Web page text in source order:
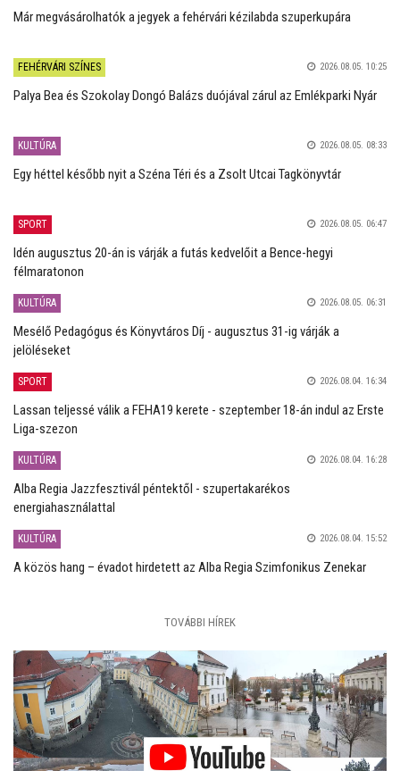
Már megvásárolhatók a jegyek a fehérvári kézilabda szuperkupára
FEHÉRVÁRI SZÍNES 2026.08.05. 10:25
Palya Bea és Szokolay Dongó Balázs duójával zárul az Emlékparki Nyár
KULTÚRA 2026.08.05. 08:33
Egy héttel később nyit a Széna Téri és a Zsolt Utcai Tagkönyvtár
SPORT 2026.08.05. 06:47
Idén augusztus 20-án is várják a futás kedvelőit a Bence-hegyi
félmaratonon
KULTÚRA 2026.08.05. 06:31
Mesélő Pedagógus és Könyvtáros Díj - augusztus 31-ig várják a
jelöléseket
SPORT 2026.08.04. 16:34
Lassan teljessé válik a FEHA19 kerete - szeptember 18-án indul az Erste
Liga-szezon
KULTÚRA 2026.08.04. 16:28
Alba Regia Jazzfesztivál péntektől - szupertakarékos
energiahasználattal
KULTÚRA 2026.08.04. 15:52
A közös hang – évadot hirdetett az Alba Regia Szimfonikus Zenekar
TOVÁBBI HÍREK